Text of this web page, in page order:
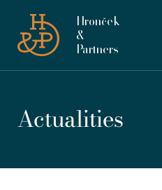
Hronček
&
Partners
Actualities